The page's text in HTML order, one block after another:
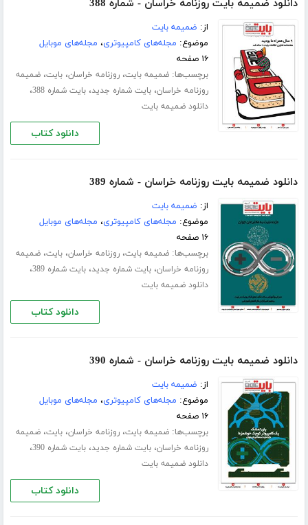
دانلود ضمیمه بایت روزنامه خراسان - شماره 388
از: ضمیمه بایت
موضوع: مجله‌های کامپیوتری، مجله‌های موبایل
۱۶ صفحه
برچسب‌ها:ضمیمه بایت،روزنامه خراسان،بایت،ضمیمه
روزنامه خراسان،بایت شماره جدید،بایت شماره 388 ،
دانلود ضمیمه بایت
دانلود کتاب
دانلود ضمیمه بایت روزنامه خراسان - شماره 389
از: ضمیمه بایت
موضوع: مجله‌های کامپیوتری، مجله‌های موبایل
۱۶ صفحه
برچسب‌ها:ضمیمه بایت،روزنامه خراسان،بایت،ضمیمه
روزنامه خراسان،بایت شماره جدید،بایت شماره 389 ،
دانلود ضمیمه بایت
دانلود کتاب
دانلود ضمیمه بایت روزنامه خراسان - شماره 390
از: ضمیمه بایت
موضوع: مجله‌های کامپیوتری، مجله‌های موبایل
۱۶ صفحه
برچسب‌ها:ضمیمه بایت،روزنامه خراسان،بایت،ضمیمه
روزنامه خراسان،بایت شماره جدید،بایت شماره 390 ،
دانلود ضمیمه بایت
دانلود کتاب